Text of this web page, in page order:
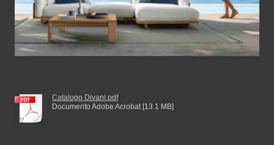
Catalogo Divani.pdf
Documento Adobe Acrobat [13.1 MB]